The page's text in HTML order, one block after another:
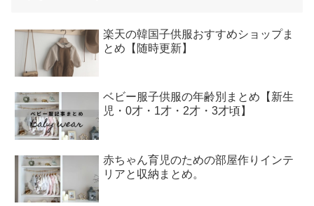
楽天の韓国子供服おすすめショップま
とめ【随時更新】
ベビー服子供服の年齢別まとめ【新生
児・0才・1才・2才・3才頃】
赤ちゃん育児のための部屋作りインテ
リアと収納まとめ。